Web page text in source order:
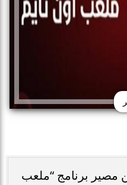
مصير برنامج “ملعب